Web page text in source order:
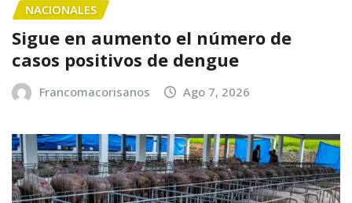
NACIONALES
Sigue en aumento el número de
casos positivos de dengue
Francomacorisanos Ago 7, 2026